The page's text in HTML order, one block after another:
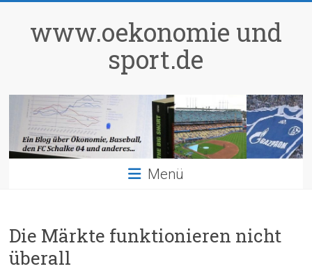
springenwww.oekonomie und
sport.de
Menü
Die Märkte funktionieren nicht
überall